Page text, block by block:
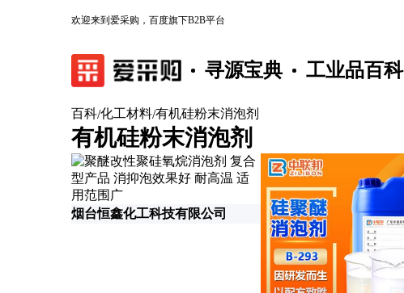
欢迎来到爱采购，百度旗下B2B平台
寻源宝典 工业品百科
百科/化工材料/有机硅粉末消泡剂
有机硅粉末消泡剂
烟台恒鑫化工科技有限公司